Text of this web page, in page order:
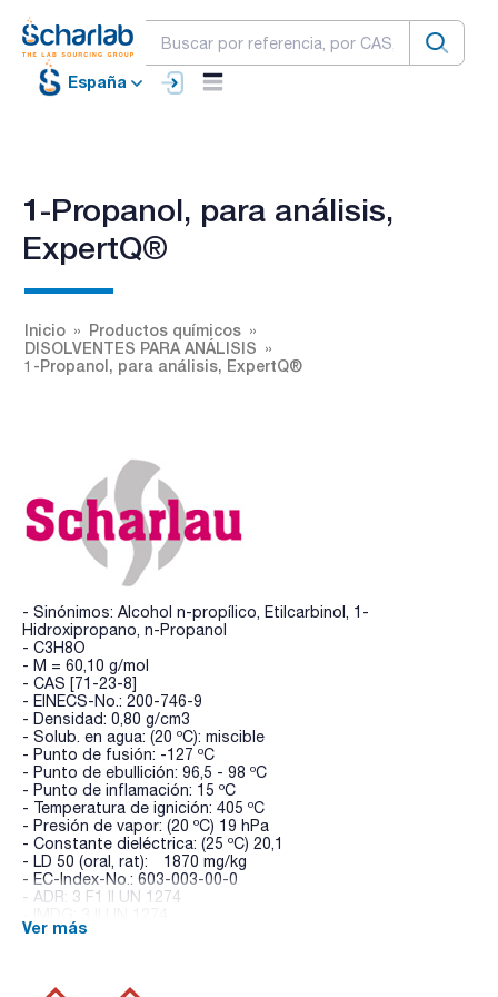
España
1-Propanol, para análisis,
ExpertQ®
Inicio
Productos químicos
DISOLVENTES PARA ANÁLISIS
1-Propanol, para análisis, ExpertQ®
- Sinónimos: Alcohol n-propílico, Etilcarbinol, 1-
Hidroxipropano, n-Propanol
- C3H8O
- M = 60,10 g/mol
- CAS [71-23-8]
- EINECS-No.: 200-746-9
- Densidad: 0,80 g/cm3
- Solub. en agua: (20 ºC): miscible
- Punto de fusión: -127 ºC
- Punto de ebullición: 96,5 - 98 ºC
- Punto de inflamación: 15 ºC
- Temperatura de ignición: 405 ºC
- Presión de vapor: (20 ºC) 19 hPa
- Constante dieléctrica: (25 ºC) 20,1
- LD 50 (oral, rat): 1870 mg/kg
- EC-Index-No.: 603-003-00-0
- ADR: 3 F1 II UN 1274
- IATA/ICAO: 3 II UN 1274
- Frases P-GHS: P210 - P303+P361+P353 - P305+P351+P338
Ver más